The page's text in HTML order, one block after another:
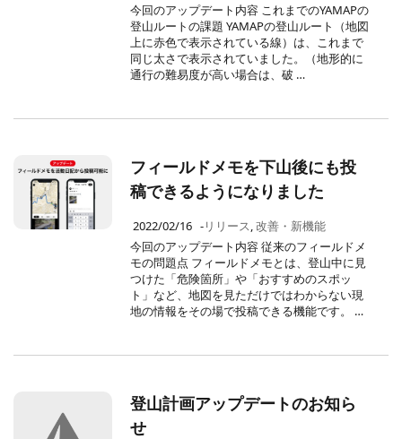
今回のアップデート内容 これまでのYAMAPの
登山ルートの課題 YAMAPの登山ルート（地図
上に赤色で表示されている線）は、これまで
同じ太さで表示されていました。（地形的に
通行の難易度が高い場合は、破 …
フィールドメモを下山後にも投
稿できるようになりました
2022/02/16 -リリース,改善・新機能
今回のアップデート内容 従来のフィールドメ
モの問題点 フィールドメモとは、登山中に見
つけた「危険箇所」や「おすすめのスポッ
ト」など、地図を見ただけではわからない現
地の情報をその場で投稿できる機能です。 …
登山計画アップデートのお知ら
せ